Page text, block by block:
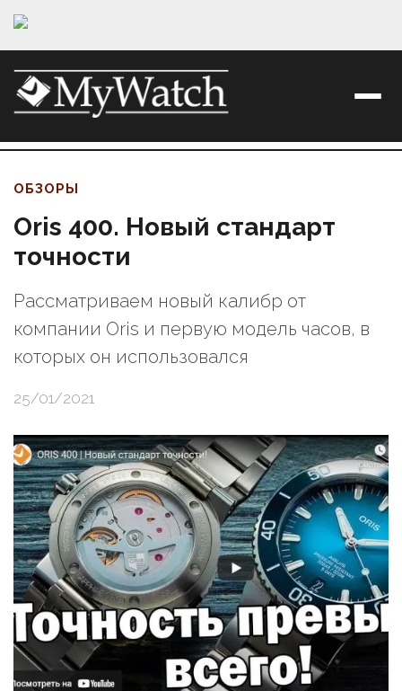
ОБЗОРЫ
Oris 400. Новый стандарт
точности
Рассматриваем новый калибр от
компании Oris и первую модель часов, в
которых он использовался
25/01/2021